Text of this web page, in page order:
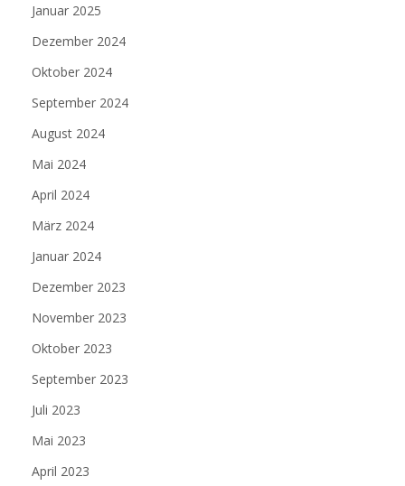
Januar 2025
Dezember 2024
Oktober 2024
September 2024
August 2024
Mai 2024
April 2024
März 2024
Januar 2024
Dezember 2023
November 2023
Oktober 2023
September 2023
Juli 2023
Mai 2023
April 2023